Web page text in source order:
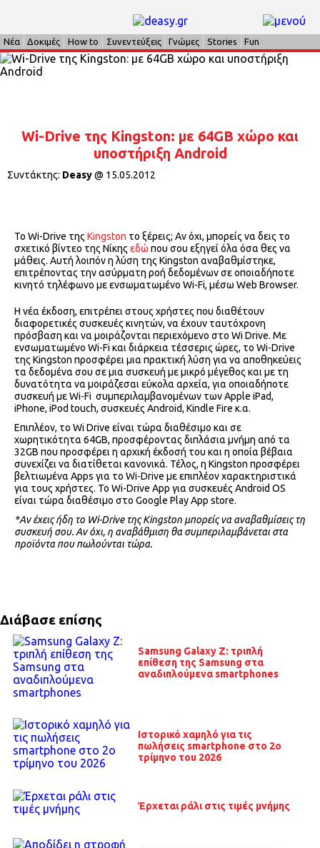
Νέα Δοκιμές How to Συνεντεύξεις Γνώμες Stories Fun
Wi-Drive της Kingston: με 64GB χώρο και
υποστήριξη Android
Συντάκτης: Deasy@ 15.05.2012
Το Wi-Drive της Kingston το ξέρεις; Αν όχι, μπορείς να δεις το
σχετικό βίντεο της Νίκης εδώ που σου εξηγεί όλα όσα θες να
μάθεις. Αυτή λοιπόν η λύση της Kingston αναβαθμίστηκε,
επιτρέποντας την ασύρματη ροή δεδομένων σε οποιαδήποτε
κινητό τηλέφωνο με ενσωματωμένο Wi-Fi, μέσω Web Browser.
Η νέα έκδοση, επιτρέπει στους χρήστες που διαθέτουν
διαφορετικές συσκευές κινητών, να έχουν ταυτόχρονη
πρόσβαση και να μοιράζονται περιεχόμενο στο Wi Drive. Mε
ενσωματωμένο Wi-Fi και διάρκεια τέσσερις ώρες, το Wi-Drive
της Kingston προσφέρει μια πρακτική λύση για να αποθηκεύεις
τα δεδομένα σου σε μια συσκευή με μικρό μέγεθος και με τη
δυνατότητα να μοιράζεσαι εύκολα αρχεία, για οποιαδήποτε
συσκευή με Wi-Fi συμπεριλαμβανομένων των Apple iPad,
iPhone, iPod touch, συσκευές Android, Kindle Fire κ.α.
Επιπλέον, το Wi Drive είναι τώρα διαθέσιμο και σε
χωρητικότητα 64GΒ, προσφέροντας διπλάσια μνήμη από τα
32GB που προσφέρει η αρχική έκδοσή του και η οποία βέβαια
συνεχίζει να διατίθεται κανονικά. Τέλος, η Kingston προσφέρει
βελτιωμένα Αpps για το Wi-Drive με επιπλέον χαρακτηριστικά
για τους χρήστες. Το Wi-Drive App για συσκευές Αndroid OS
είναι τώρα διαθέσιμο στο Google Play App store.
*Αν έχεις ήδη το Wi-Drive της Kingston μπορείς να αναβαθμίσεις τη
συσκευή σου. Αν όχι, η αναβάθμιση θα συμπεριλαμβάνεται στα
προϊόντα που πωλούνται τώρα.
Διάβασε επίσης
Samsung Galaxy Z: τριπλή
επίθεση της Samsung στα
αναδιπλούμενα smartphones
Ιστορικό χαμηλό για τις
πωλήσεις smartphone στο 2ο
τρίμηνο του 2026
Έρχεται ράλι στις τιμές μνήμης